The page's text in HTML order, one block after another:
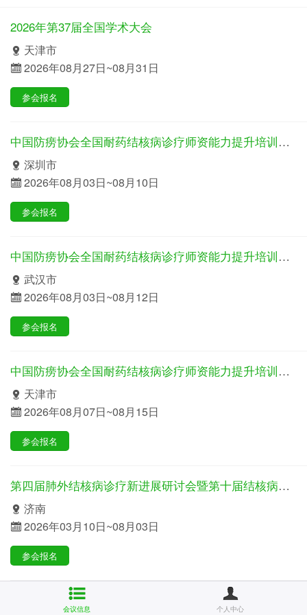
2026年第37届全国学术大会
天津市
2026年08月27日~08月31日
参会报名
中国防痨协会全国耐药结核病诊疗师资能力提升培训班（第一期）
深圳市
2026年08月03日~08月10日
参会报名
中国防痨协会全国耐药结核病诊疗师资能力提升培训班（第二期）
武汉市
2026年08月03日~08月12日
参会报名
中国防痨协会全国耐药结核病诊疗师资能力提升培训班（第三期）
天津市
2026年08月07日~08月15日
参会报名
第四届肺外结核病诊疗新进展研讨会暨第十届结核病诊疗与防控新技术、新方法培训班
济南
2026年03月10日~08月03日
参会报名
会议信息 个人中心